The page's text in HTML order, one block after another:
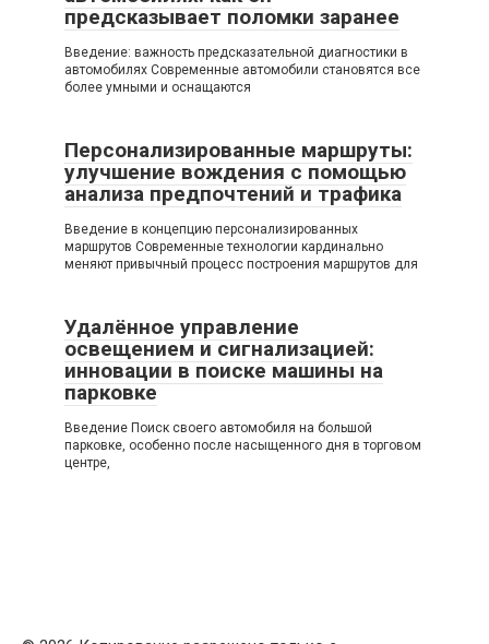
предсказывает поломки заранее
Введение: важность предсказательной диагностики в
автомобилях Современные автомобили становятся все
более умными и оснащаются
Персонализированные маршруты:
улучшение вождения с помощью
анализа предпочтений и трафика
Введение в концепцию персонализированных
маршрутов Современные технологии кардинально
меняют привычный процесс построения маршрутов для
Удалённое управление
освещением и сигнализацией:
инновации в поиске машины на
парковке
Введение Поиск своего автомобиля на большой
парковке, особенно после насыщенного дня в торговом
центре,